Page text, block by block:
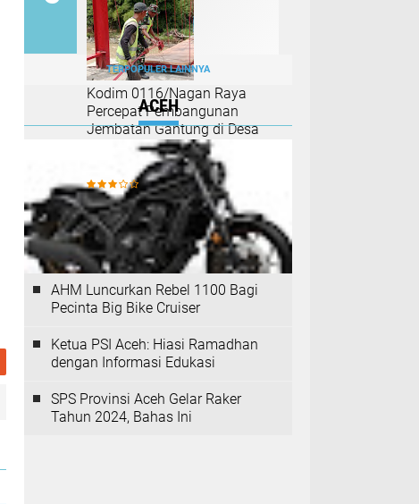
Kodim 0116/Nagan Raya
Percepat Pembangunan
Jembatan Gantung di Desa
Blang Meurandeh, Nagan
TERPOPULER LAINNYA
ACEH
AHM Luncurkan Rebel 1100 Bagi
Pecinta Big Bike Cruiser
Ketua PSI Aceh: Hiasi Ramadhan
dengan Informasi Edukasi
SPS Provinsi Aceh Gelar Raker
Tahun 2024, Bahas Ini